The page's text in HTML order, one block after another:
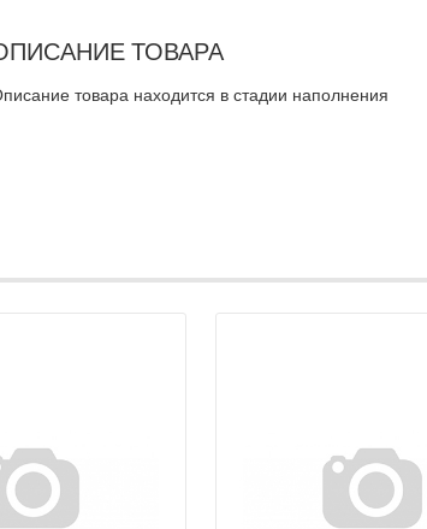
ТОВАРА
товара находится в стадии наполнения